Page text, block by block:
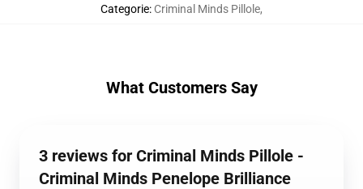
Categorie: Criminal Minds Pillole,
What Customers Say
3 reviews for Criminal Minds Pillole -
Criminal Minds Penelope Brilliance